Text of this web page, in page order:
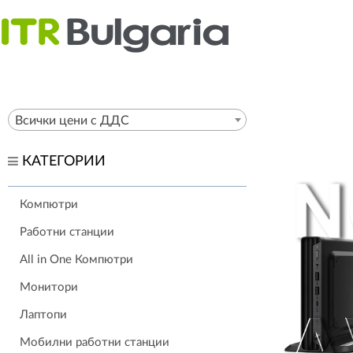
Всички цени с ДДС
КАТЕГОРИИ
Компютри
Работни станции
All in One Компютри
Монитори
Лаптопи
Мобилни работни станции